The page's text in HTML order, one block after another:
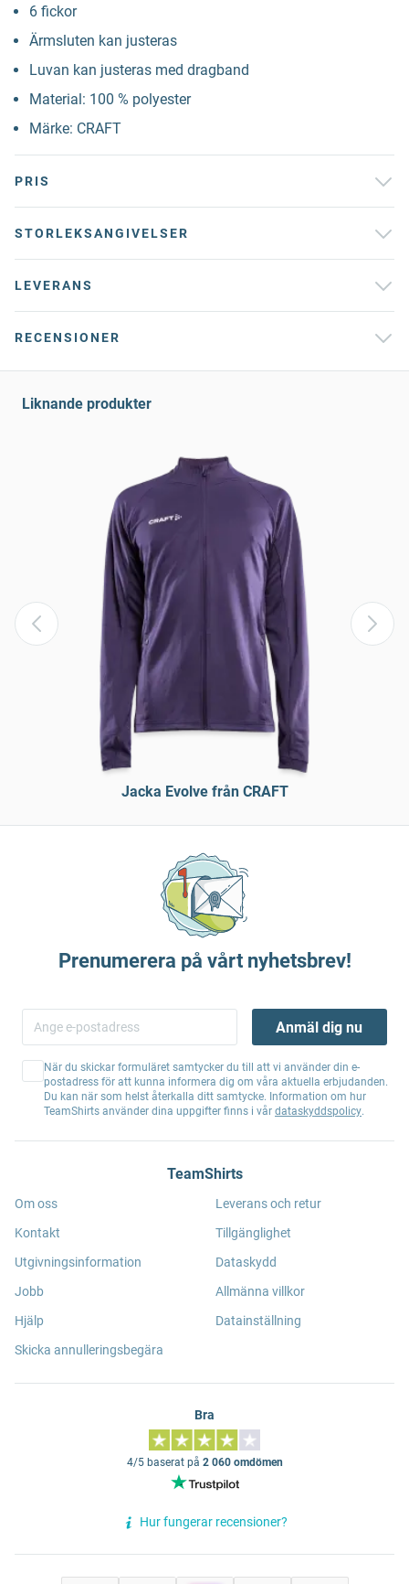
6 fickor
Ärmsluten kan justeras
Luvan kan justeras med dragband
Material: 100 % polyester
Märke: CRAFT
PRIS
STORLEKSANGIVELSER
LEVERANS
RECENSIONER
Liknande produkter
Jacka Evolve från CRAFT
Prenumerera på vårt nyhetsbrev!
Anmäl dig nu
När du skickar formuläret samtycker du till att vi använder din e-
postadress för att kunna informera dig om våra aktuella erbjudanden.
Du kan när som helst återkalla ditt samtycke. Information om hur
TeamShirts använder dina uppgifter finns i vår dataskyddspolicy.
TeamShirts
Om oss
Kontakt
Utgivningsinformation
Jobb
Hjälp
Skicka annulleringsbegära
Leverans och retur
Tillgänglighet
Dataskydd
Allmänna villkor
Datainställning
Bra
4/5 baserat på 2 060 omdömen
Hur fungerar recensioner?